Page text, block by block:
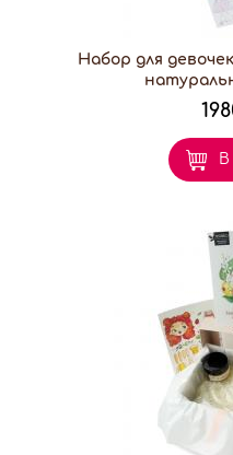
Набор для
В